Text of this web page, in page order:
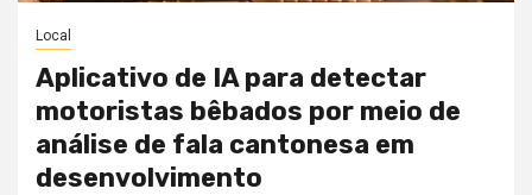
Local
Aplicativo de IA para detectar
motoristas bêbados por meio de
análise de fala cantonesa em
desenvolvimento